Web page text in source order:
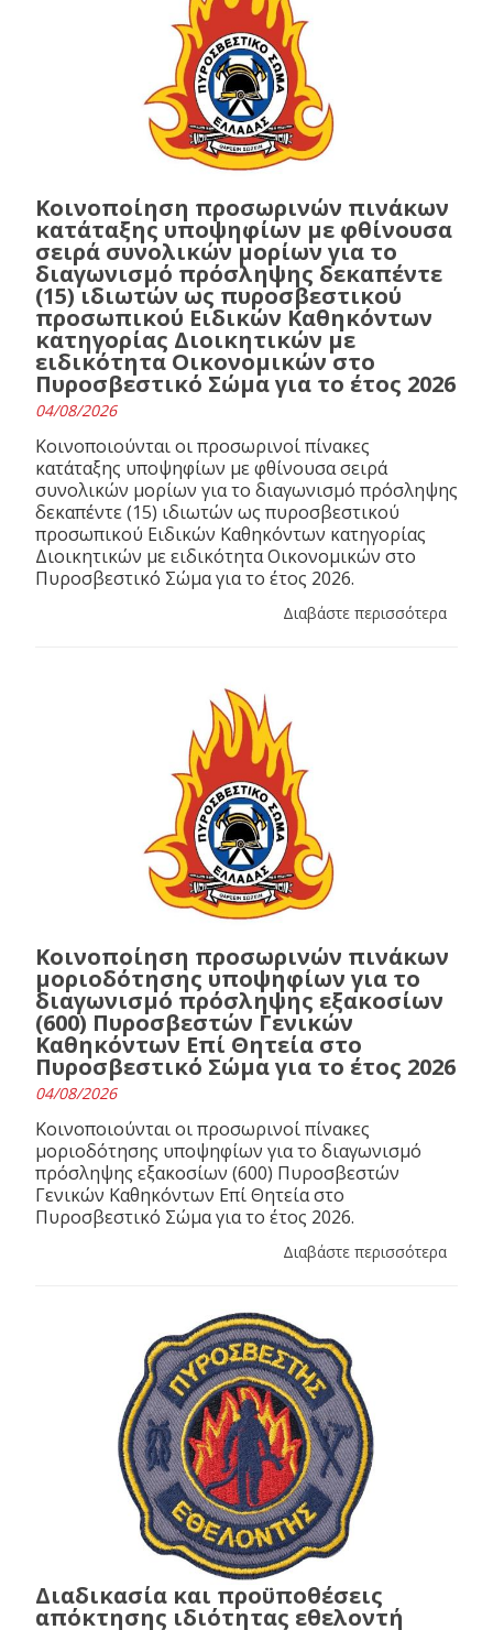
Κοινοποίηση προσωρινών πινάκων
κατάταξης υποψηφίων με φθίνουσα
σειρά συνολικών μορίων για το
διαγωνισμό πρόσληψης δεκαπέντε
(15) ιδιωτών ως πυροσβεστικού
προσωπικού Ειδικών Καθηκόντων
κατηγορίας Διοικητικών με
ειδικότητα Οικονομικών στο
Πυροσβεστικό Σώμα για το έτος 2026
04/08/2026
Κοινοποιούνται οι προσωρινοί πίνακες
κατάταξης υποψηφίων με φθίνουσα σειρά
συνολικών μορίων για το διαγωνισμό πρόσληψης
δεκαπέντε (15) ιδιωτών ως πυροσβεστικού
προσωπικού Ειδικών Καθηκόντων κατηγορίας
Διοικητικών με ειδικότητα Οικονομικών στο
Πυροσβεστικό Σώμα για το έτος 2026.
Διαβάστε περισσότερα
Κοινοποίηση προσωρινών πινάκων
μοριοδότησης υποψηφίων για το
διαγωνισμό πρόσληψης εξακοσίων
(600) Πυροσβεστών Γενικών
Καθηκόντων Επί Θητεία στο
Πυροσβεστικό Σώμα για το έτος 2026
04/08/2026
Κοινοποιούνται οι προσωρινοί πίνακες
μοριοδότησης υποψηφίων για το διαγωνισμό
πρόσληψης εξακοσίων (600) Πυροσβεστών
Γενικών Καθηκόντων Επί Θητεία στο
Πυροσβεστικό Σώμα για το έτος 2026.
Διαβάστε περισσότερα
Διαδικασία και προϋποθέσεις
απόκτησης ιδιότητας εθελοντή